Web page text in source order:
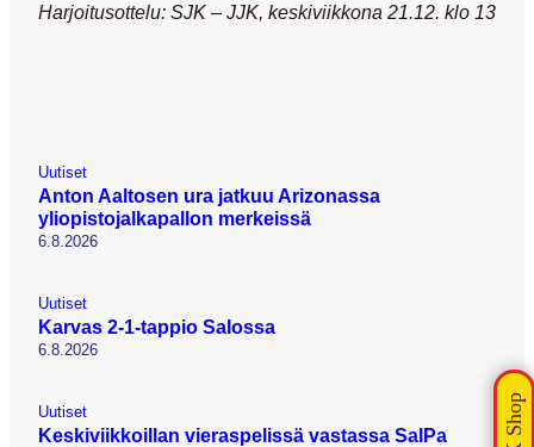
Harjoitusottelu: SJK – JJK, keskiviikkona 21.12. klo 13
Uutiset
Anton Aaltosen ura jatkuu Arizonassa
yliopistojalkapallon merkeissä
6.8.2026
Uutiset
Karvas 2-1-tappio Salossa
6.8.2026
Uutiset
Keskiviikkoillan vieraspelissä vastassa SalPa